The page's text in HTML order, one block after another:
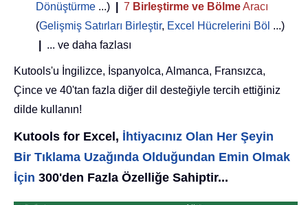
Dönüştürme ...) 7 Birleştirme ve BölmeAracı
(Gelişmiş Satırları Birleştir, Excel Hücrelerini Böl ...)
... ve daha fazlası
Kutools'u İngilizce, İspanyolca, Almanca, Fransızca,
Çince ve 40'tan fazla diğer dil desteğiyle tercih ettiğiniz
dilde kullanın!
Kutools for Excel, İhtiyacınız Olan Her Şeyin
Bir Tıklama Uzağında Olduğundan Emin Olmak
İçin 300'den Fazla Özelliğe Sahiptir...